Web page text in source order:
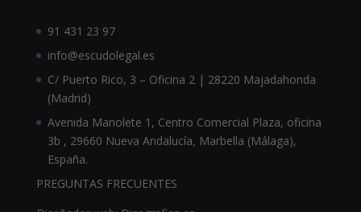
91 431 23 97
info@escudolegal.es
C/ Puerto Rico, 3 – Oficina 2 | 28220 Majadahonda
(Madrid)
Avenida Manolete 1, Centro Comercial Plaza, oficina
3b , 29660 Nueva Andalucía, Marbella (Málaga),
España.
PREGUNTAS FRECUENTES